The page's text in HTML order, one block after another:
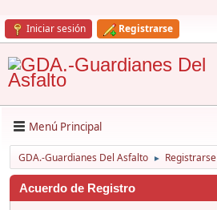
Iniciar sesión Registrarse
Menú Principal
GDA.-Guardianes Del Asfalto ► Registrarse
Acuerdo de Registro